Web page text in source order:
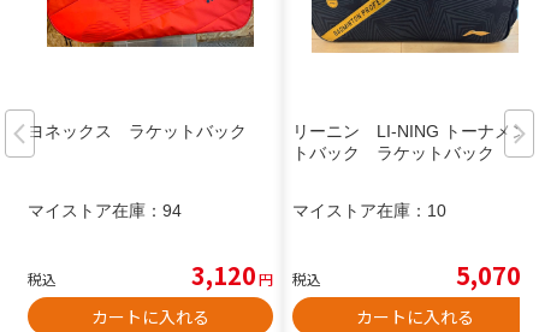
ヨネックス ラケットバック
マイストア在庫： 94
税込 3,120円
カートに入れる
リーニン LI-NING トーナメン
トバック ラケットバック
マイストア在庫： 10
税込 5,070
カートに入れる